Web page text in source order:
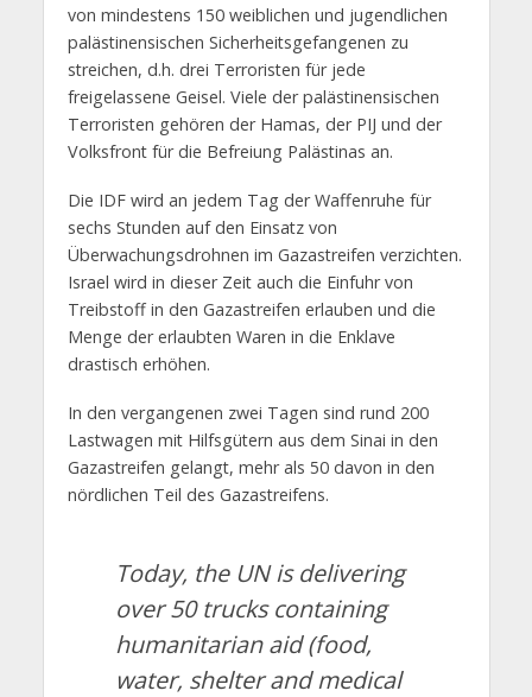
von mindestens 150 weiblichen und jugendlichen
palästinensischen Sicherheitsgefangenen zu
streichen, d.h. drei Terroristen für jede
freigelassene Geisel. Viele der palästinensischen
Terroristen gehören der Hamas, der PIJ und der
Volksfront für die Befreiung Palästinas an.
Die IDF wird an jedem Tag der Waffenruhe für
sechs Stunden auf den Einsatz von
Überwachungsdrohnen im Gazastreifen verzichten.
Israel wird in dieser Zeit auch die Einfuhr von
Treibstoff in den Gazastreifen erlauben und die
Menge der erlaubten Waren in die Enklave
drastisch erhöhen.
In den vergangenen zwei Tagen sind rund 200
Lastwagen mit Hilfsgütern aus dem Sinai in den
Gazastreifen gelangt, mehr als 50 davon in den
nördlichen Teil des Gazastreifens.
Today, the UN is delivering
over 50 trucks containing
humanitarian aid (food,
water, shelter and medical